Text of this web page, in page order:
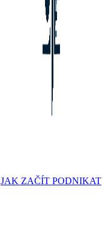
JAK ZAČÍT PODNIKAT